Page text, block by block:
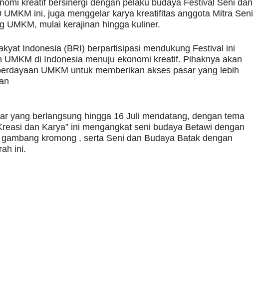
kreatif bersinergi dengan pelaku budaya Festival Seni dan
UMKM ini, juga menggelar karya kreatifitas anggota Mitra Seni
UMKM, mulai kerajinan hingga kuliner.
Indonesia (BRI) berpartisipasi mendukung Festival ini
UMKM di Indonesia menuju ekonomi kreatif. Pihaknya akan
UMKM untuk memberikan akses pasar yang lebih
yang berlangsung hingga 16 Juli mendatang, dengan tema
dan Karya” ini mengangkat seni budaya Betawi dengan
kromong , serta Seni dan Budaya Batak dengan
ini.